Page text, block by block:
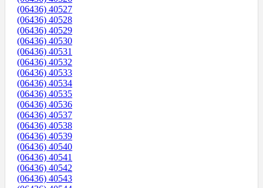
(06436) 40527
(06436) 40528
(06436) 40529
(06436) 40530
(06436) 40531
(06436) 40532
(06436) 40533
(06436) 40534
(06436) 40535
(06436) 40536
(06436) 40537
(06436) 40538
(06436) 40539
(06436) 40540
(06436) 40541
(06436) 40542
(06436) 40543